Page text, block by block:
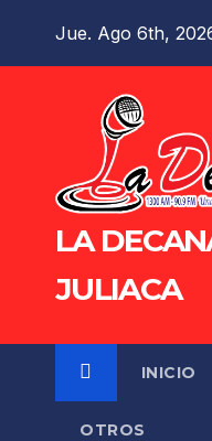
Jue. Ago 6th,
LA
JULIACA
INICIO
OTROS